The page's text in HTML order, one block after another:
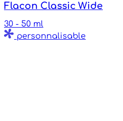
Flacon Classic Wide
30 - 50 ml
personnalisable